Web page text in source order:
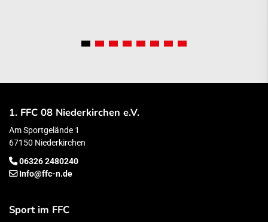
1. FFC 08 Niederkirchen e.V.
Am Sportgelände 1
67150 Niederkirchen
06326 2480240
Info@ffc-n.de
Sport im FFC